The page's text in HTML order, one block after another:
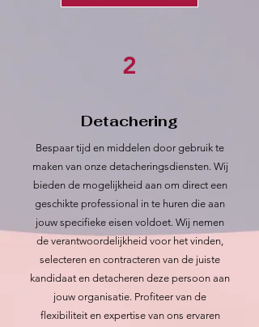
2
Detachering
Bespaar tijd en middelen door gebruik te
maken van onze detacheringsdiensten. Wij
bieden de mogelijkheid aan om direct een
geschikte professional in te huren die aan
jouw specifieke eisen voldoet. Wij nemen
de verantwoordelijkheid voor het vinden,
selecteren en contracteren van de juiste
kandidaat en detacheren deze persoon aan
jouw organisatie. Profiteer van de
flexibiliteit en expertise van ons ervaren